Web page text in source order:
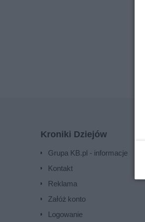
Kroniki Dziejów
Grupa KB.pl - informacje
Kontakt
Reklama
Załóż konto
Logowanie